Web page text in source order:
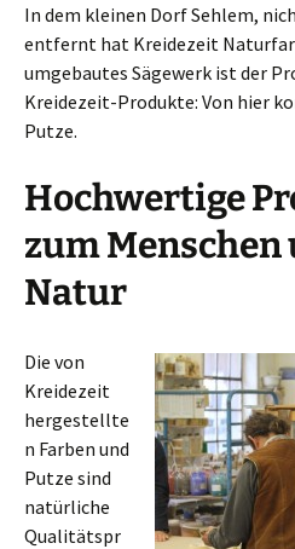
In dem kleinen Dorf Sehlem,
entfernt hat Kreidezeit
umgebautes Sägewerk ist der
Kreidezeit-Produkte: Von hier
Putze.
Hochwertige
zum Menschen
Natur
Die von
Kreidezeit
hergestellte
n Farben und
Putze sind
natürliche
Qualitätspr